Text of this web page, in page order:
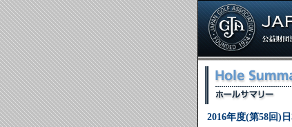
2016年度(第58回)